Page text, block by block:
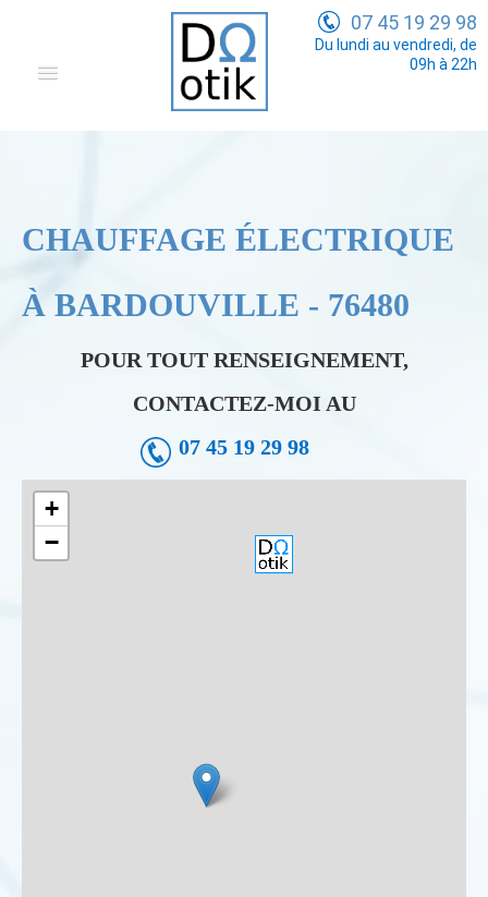
07 45 19 29 98
Du lundi au vendredi, de
09h à 22h
CHAUFFAGE ÉLECTRIQUE
À BARDOUVILLE - 76480
POUR TOUT RENSEIGNEMENT,
CONTACTEZ-MOI AU
07 45 19 29 98
+
−